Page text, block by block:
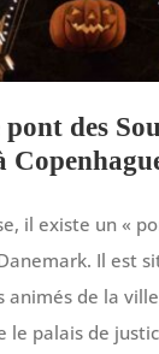
des
il existe un «
Il est
animés de la
le palais de